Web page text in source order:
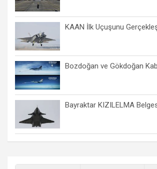
KAAN İlk Uçuşunu
Bozdoğan ve Gökdoğan
Bayraktar KIZILELMA